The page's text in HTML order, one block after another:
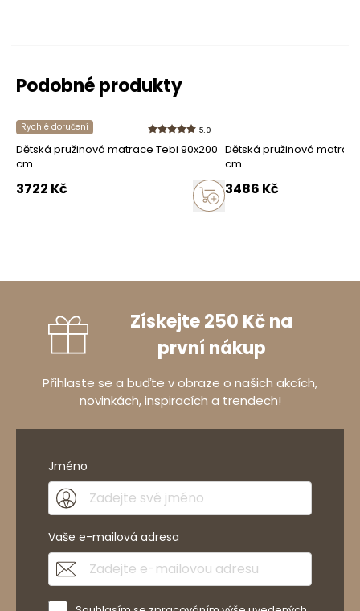
5.0
3počet recenzí
ze všech dob
3
2
Jak sbíráme recenze?
Recenze zákazníků
Podobné produkty
Rychlé doručení 5.0
Dětská pružinová matrace Tebi 90x200
cm
3722 Kč
Dětská pružinová
cm
3486 Kč
Získejte 250 Kč na
první nákup
Přihlaste se a buďte v obraze o našich akcích,
novinkách, inspiracích a trendech!
Jméno
Vaše e-mailová adresa